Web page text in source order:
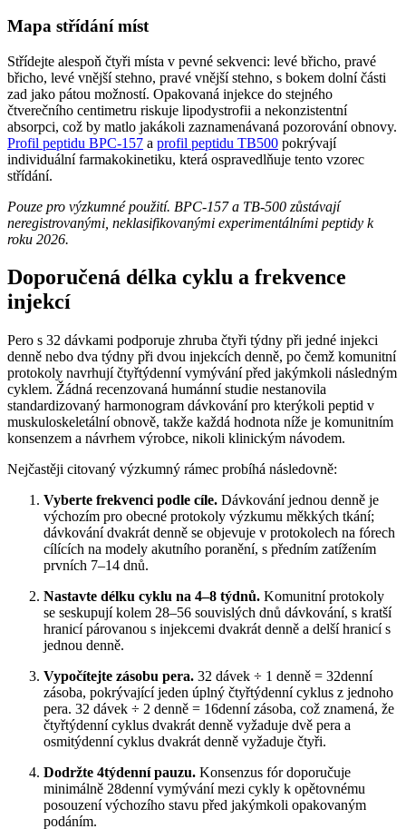
Mapa střídání míst
Střídejte alespoň čtyři místa v pevné sekvenci: levé břicho, pravé
břicho, levé vnější stehno, pravé vnější stehno, s bokem dolní části
zad jako pátou možností. Opakovaná injekce do stejného
čtverečního centimetru riskuje lipodystrofii a nekonzistentní
absorpci, což by matlo jakákoli zaznamenávaná pozorování obnovy.
Profil peptidu BPC-157 a profil peptidu TB500 pokrývají
individuální farmakokinetiku, která ospravedlňuje tento vzorec
střídání.
Pouze pro výzkumné použití. BPC-157 a TB-500 zůstávají
neregistrovanými, neklasifikovanými experimentálními peptidy k
roku 2026.
Doporučená délka cyklu a frekvence
injekcí
Pero s 32 dávkami podporuje zhruba čtyři týdny při jedné injekci
denně nebo dva týdny při dvou injekcích denně, po čemž komunitní
protokoly navrhují čtyřtýdenní vymývání před jakýmkoli následným
cyklem. Žádná recenzovaná humánní studie nestanovila
standardizovaný harmonogram dávkování pro kterýkoli peptid v
muskuloskeletální obnově, takže každá hodnota níže je komunitním
konsenzem a návrhem výrobce, nikoli klinickým návodem.
Nejčastěji citovaný výzkumný rámec probíhá následovně:
Vyberte frekvenci podle cíle. Dávkování jednou denně je
výchozím pro obecné protokoly výzkumu měkkých tkání;
dávkování dvakrát denně se objevuje v protokolech na fórech
cílících na modely akutního poranění, s předním zatížením
prvních 7–14 dnů.
Nastavte délku cyklu na 4–8 týdnů. Komunitní protokoly
se seskupují kolem 28–56 souvislých dnů dávkování, s kratší
hranicí párovanou s injekcemi dvakrát denně a delší hranicí s
jednou denně.
Vypočítejte zásobu pera. 32 dávek ÷ 1 denně = 32denní
zásoba, pokrývající jeden úplný čtyřtýdenní cyklus z jednoho
pera. 32 dávek ÷ 2 denně = 16denní zásoba, což znamená, že
čtyřtýdenní cyklus dvakrát denně vyžaduje dvě pera a
osmitýdenní cyklus dvakrát denně vyžaduje čtyři.
Dodržte 4týdenní pauzu. Konsenzus fór doporučuje
minimálně 28denní vymývání mezi cykly k opětovnému
posouzení výchozího stavu před jakýmkoli opakovaným
podáním.